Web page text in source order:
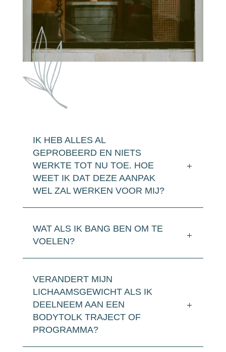
IK HEB ALLES AL
GEPROBEERD EN NIETS
WERKTE TOT NU TOE. HOE
WEET IK DAT DEZE AANPAK
WEL ZAL WERKEN VOOR MIJ?
WAT ALS IK BANG BEN OM TE
VOELEN?
VERANDERT MIJN
LICHAAMSGEWICHT ALS IK
DEELNEEM AAN EEN
BODYTOLK TRAJECT OF
PROGRAMMA?